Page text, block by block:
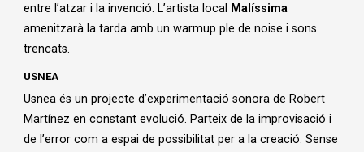
entre l’atzar i la invenció. L’artista local Malíssima
amenitzarà la tarda amb un warmup ple de noise i sons
trencats.
USNEA
Usnea és un projecte d’experimentació sonora de Robert
Martínez en constant evolució. Parteix de la improvisació i
de l’error com a espai de possibilitat per a la creació. Sense